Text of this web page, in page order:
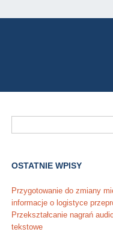
OSTATNIE WPISY
Przygotowanie do zmiany
informacje o logistyce
Przekształcanie nagrań
tekstowe